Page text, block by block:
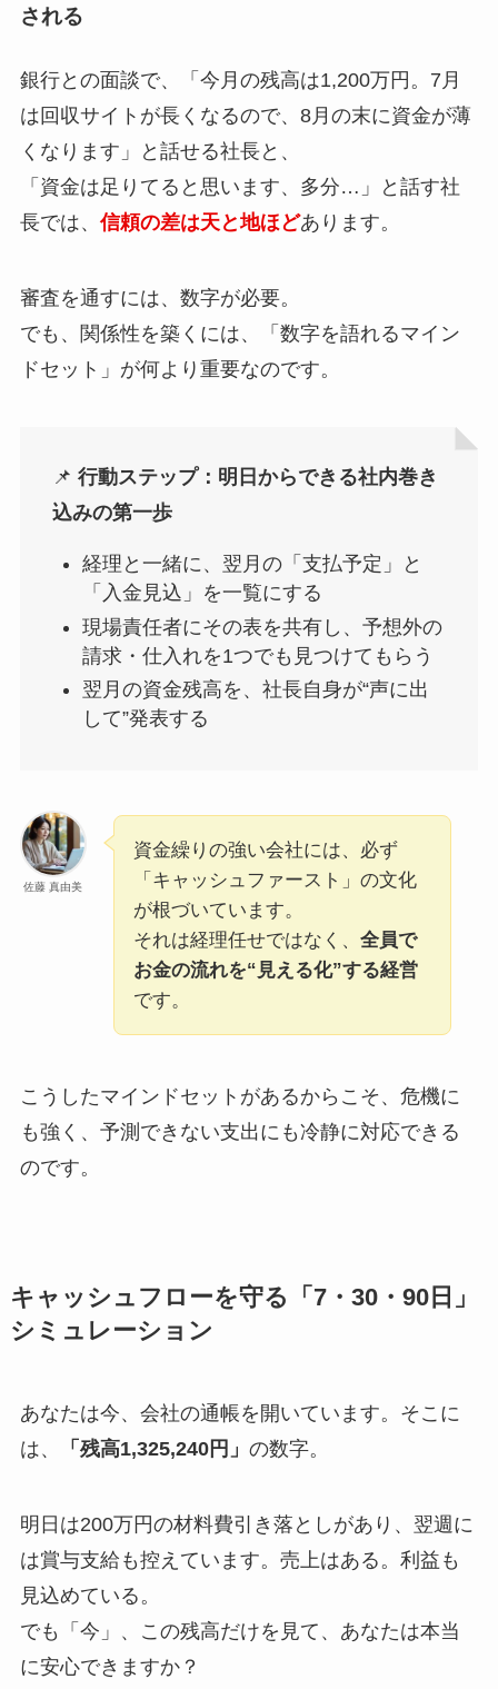
される
銀行との面談で、「今月の残高は1,200万円。7月
は回収サイトが長くなるので、8月の末に資金が薄
くなります」と話せる社長と、
「資金は足りてると思います、多分…」と話す社
長では、 信頼の差は天と地ほどあります。
審査を通すには、数字が必要。
でも、関係性を築くには、「数字を語れるマイン
ドセット」が何より重要なのです。
📌 行動ステップ：明日からできる社内巻き
込みの第一歩
経理と一緒に、翌月の「支払予定」と
「入金見込」を一覧にする
現場責任者にその表を共有し、予想外の
請求・仕入れを1つでも見つけてもらう
翌月の資金残高を、社長自身が“声に出
して”発表する
佐藤 真由美
資金繰りの強い会社には、必ず
「キャッシュファースト」の文化
が根づいています。
それは経理任せではなく、 全員で
お金の流れを“見える化”する経営
です。
こうしたマインドセットがあるからこそ、危機に
も強く、予測できない支出にも冷静に対応できる
のです。
キャッシュフローを守る「7・30・90日」
シミュレーション
あなたは今、会社の通帳を開いています。そこに
は、
「残高1,325,240円」 の数字。
明日は200万円の材料費引き落としがあり、翌週に
は賞与支給も控えています。売上はある。利益も
見込めている。
でも「今」、この残高だけを見て、あなたは本当
に安心できますか？